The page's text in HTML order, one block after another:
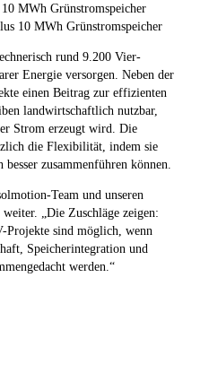
MWh Grünstromspeicher
10 MWh Grünstromspeicher
rund 9.200 Vier-
Energie versorgen. Neben der
einen Beitrag zur effizienten
landwirtschaftlich nutzbar,
Strom erzeugt wird. Die
die Flexibilität, indem sie
zusammenführen können.
Team und unseren
„Die Zuschläge zeigen:
sind möglich, wenn
Speicherintegration und
werden.“